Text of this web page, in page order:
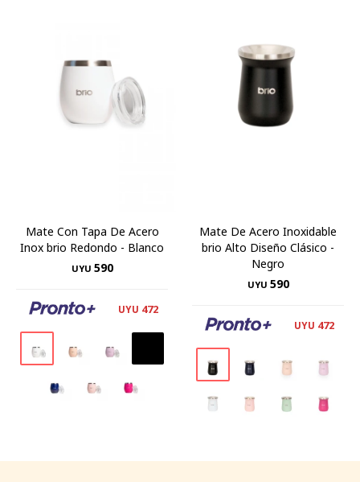
Mate Con Tapa De Acero
Inox brio Redondo - Blanco
UYU 590
UYU 472
Mate De Acero Inoxidable
brio Alto Diseño Clásico -
Negro
UYU 590
UYU 472